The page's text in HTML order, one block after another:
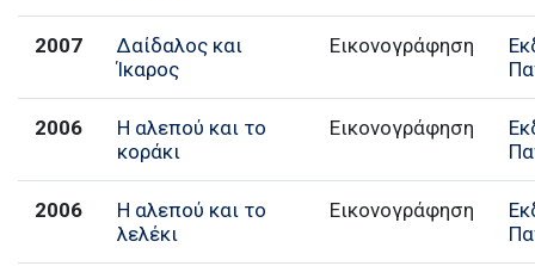
2007
Δαίδαλος και
Ίκαρος
Εικονογράφηση
2006
Η αλεπού και το
κοράκι
Εικονογράφηση
2006
Η αλεπού και το
λελέκι
Εικονογράφηση